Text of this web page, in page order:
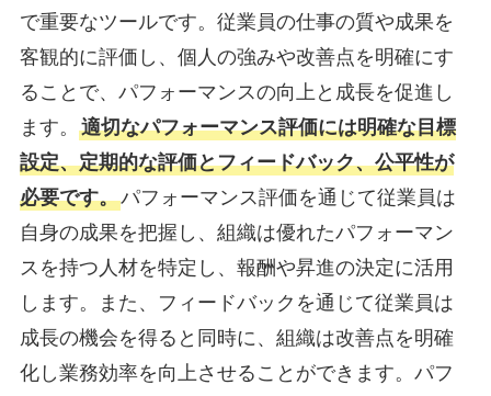
で重要なツールです。従業員の仕事の質や成果を
客観的に評価し、個人の強みや改善点を明確にす
ることで、パフォーマンスの向上と成長を促進し
ます。 適切なパフォーマンス評価には明確な目標
設定、定期的な評価とフィードバック、公平性が
必要です。パフォーマンス評価を通じて従業員は
自身の成果を把握し、組織は優れたパフォーマン
スを持つ人材を特定し、報酬や昇進の決定に活用
します。また、フィードバックを通じて従業員は
成長の機会を得ると同時に、組織は改善点を明確
化し業務効率を向上させることができます。パフ